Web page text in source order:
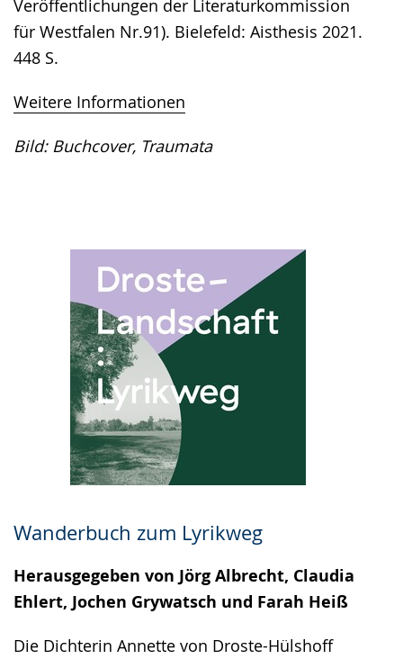
Veröffentlichungen der Literaturkommission
für Westfalen Nr.91). Bielefeld: Aisthesis 2021.
448 S.
Weitere Informationen
Bild: Buchcover, Traumata
Wanderbuch zum Lyrikweg
Herausgegeben von Jörg Albrecht, Claudia
Ehlert, Jochen Grywatsch und Farah Heiß
Die Dichterin Annette von Droste-Hülshoff